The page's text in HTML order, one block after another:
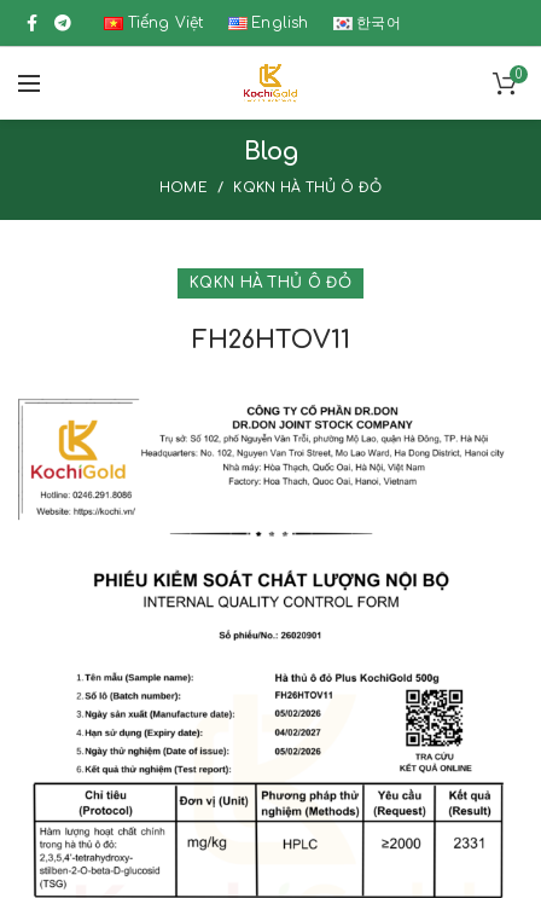
Tiếng Việt English 한국어
0
Blog
HOME KQKN HÀ THỦ Ô ĐỎ
KQKN HÀ THỦ Ô ĐỎ
FH26HTOV11